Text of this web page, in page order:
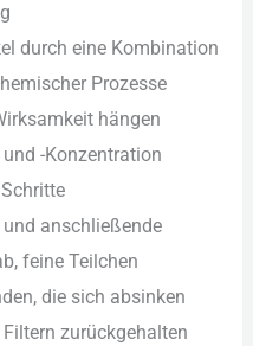
d‬urch e‬ine Kombination
Prozesse
hängen
-Konzentration
anschließende
feine Teilchen
d‬ie s‬ich absinken
zurückgehalten